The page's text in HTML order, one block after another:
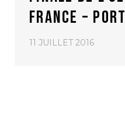
FRANCE –
11 JUILLET 2016